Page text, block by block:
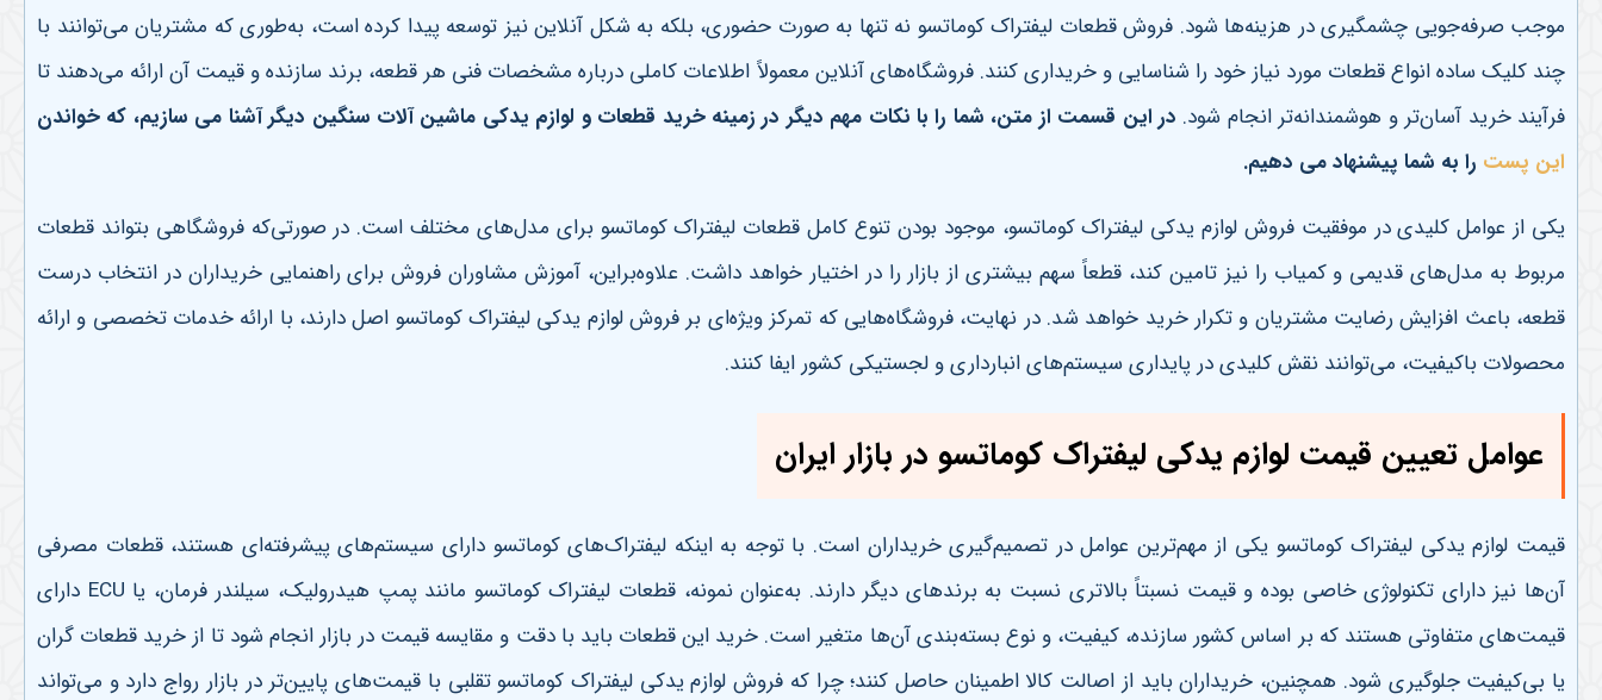
موجب صرفه‌جویی چشمگیری در هزینه‌ها شود. فروش قطعات لیفتراک کوماتسو نه تنها به صورت حضوری، بلکه به شکل آنلاین نیز توسعه پیدا کرده است، به‌طوری که مشتریان می‌توانند با
چند کلیک ساده انواع قطعات مورد نیاز خود را شناسایی و خریداری کنند. فروشگاه‌های آنلاین معمولاً اطلاعات کاملی درباره مشخصات فنی هر قطعه، برند سازنده و قیمت آن ارائه می‌دهند تا
فرآیند خرید آسان‌تر و هوشمندانه‌تر انجام شود. در این قسمت از متن، شما را با نکات مهم دیگر در زمینه خرید قطعات و لوازم یدکی ماشین آلات سنگین دیگر آشنا می سازیم، که خواندن
این پست را به شما پیشنهاد می دهیم.
یکی از عوامل کلیدی در موفقیت فروش لوازم یدکی لیفتراک کوماتسو، موجود بودن تنوع کامل قطعات لیفتراک کوماتسو برای مدل‌های مختلف است. در صورتی‌که فروشگاهی بتواند قطعات
مربوط به مدل‌های قدیمی و کمیاب را نیز تامین کند، قطعاً سهم بیشتری از بازار را در اختیار خواهد داشت. علاوه‌براین، آموزش مشاوران فروش برای راهنمایی خریداران در انتخاب درست
قطعه، باعث افزایش رضایت مشتریان و تکرار خرید خواهد شد. در نهایت، فروشگاه‌هایی که تمرکز ویژه‌ای بر فروش لوازم یدکی لیفتراک کوماتسو اصل دارند، با ارائه خدمات تخصصی و ارائه
محصولات باکیفیت، می‌توانند نقش کلیدی در پایداری سیستم‌های انبارداری و لجستیکی کشور ایفا کنند.
عوامل تعیین قیمت لوازم یدکی لیفتراک کوماتسو در بازار ایران
قیمت لوازم یدکی لیفتراک کوماتسو یکی از مهم‌ترین عوامل در تصمیم‌گیری خریداران است. با توجه به اینکه لیفتراک‌های کوماتسو دارای سیستم‌های پیشرفته‌ای هستند، قطعات مصرفی
آن‌ها نیز دارای تکنولوژی خاصی بوده و قیمت نسبتاً بالاتری نسبت به برندهای دیگر دارند. به‌عنوان نمونه، قطعات لیفتراک کوماتسو مانند پمپ هیدرولیک، سیلندر فرمان، یا
دارای
قیمت‌های متفاوتی هستند که بر اساس کشور سازنده، کیفیت، و نوع بسته‌بندی آن‌ها متغیر است. خرید این قطعات باید با دقت و مقایسه قیمت در بازار انجام شود تا از خرید قطعات گران
یا بی‌کیفیت جلوگیری شود. همچنین، خریداران باید از اصالت کالا اطمینان حاصل کنند؛ چرا که فروش لوازم یدکی لیفتراک کوماتسو تقلبی با قیمت‌های پایین‌تر در بازار رواج دارد و می‌تواند